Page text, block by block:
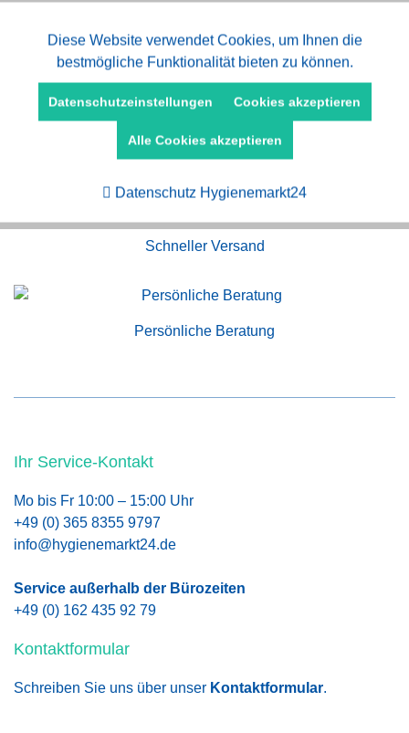
Kauf auf Rechnung
Schneller Versand
Persönliche Beratung
Ihr Service-Kontakt
Mo bis Fr 10:00 – 15:00 Uhr
+49 (0) 365 8355 9797
info@hygienemarkt24.de
Service außerhalb der Bürozeiten
+49 (0) 162 435 92 79
Kontaktformular
Schreiben Sie uns über unser Kontaktformular.
Funktionale Aktiv
Marketing Aktiv
Diese Website verwendet Cookies, um Ihnen die
bestmögliche Funktionalität bieten zu können.
Datenschutzeinstellungen Cookies akzeptieren
Alle Cookies akzeptieren
Datenschutz Hygienemarkt24